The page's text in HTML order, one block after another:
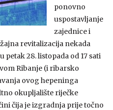
ponovno
uspostavljanje
zajednice i
revitalizacija nekada
petak 28. listopada od 17 sati
Ribanje (i ribarsko
ovog hepeninga
okupljalište riječke
čija je izgradnja prije točno